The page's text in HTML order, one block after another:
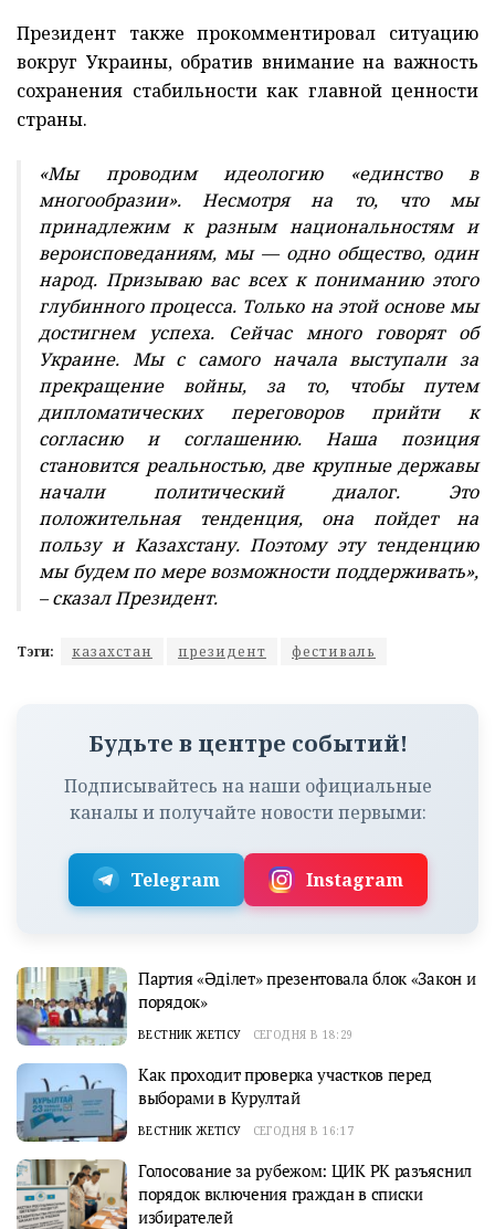
Президент также прокомментировал ситуацию
вокруг Украины, обратив внимание на важность
сохранения стабильности как главной ценности
страны.
«Мы проводим идеологию «единство в
многообразии». Несмотря на то, что мы
принадлежим к разным национальностям и
вероисповеданиям, мы — одно общество, один
народ. Призываю вас всех к пониманию этого
глубинного процесса. Только на этой основе мы
достигнем успеха. Сейчас много говорят об
Украине. Мы с самого начала выступали за
прекращение войны, за то, чтобы путем
дипломатических переговоров прийти к
согласию и соглашению. Наша позиция
становится реальностью, две крупные державы
начали политический диалог. Это
положительная тенденция, она пойдет на
пользу и Казахстану. Поэтому эту тенденцию
мы будем по мере возможности поддерживать»,
– сказал Президент.
Тэги: казахстан президент фестиваль
Будьте в центре событий!
Подписывайтесь на наши официальные
каналы и получайте новости первыми:
Telegram Instagram
Партия «Әділет» презентовала блок «Закон и
порядок»
ВЕСТНИК ЖЕТІСУ СЕГОДНЯ В 18:29
Как проходит проверка участков перед
выборами в Курултай
ВЕСТНИК ЖЕТІСУ СЕГОДНЯ В 16:17
Голосование за рубежом: ЦИК РК разъяснил
порядок включения граждан в списки
избирателей